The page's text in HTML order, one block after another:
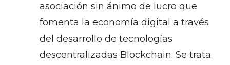
asociación sin ánimo de lucro que
fomenta la economía digital a través
del desarrollo de tecnologías
descentralizadas Blockchain. Se trata